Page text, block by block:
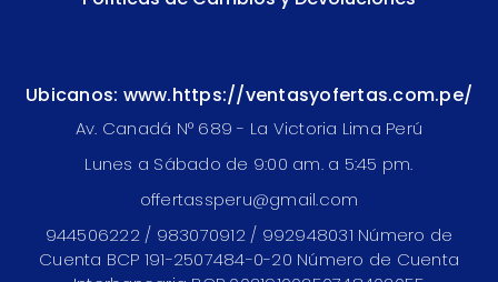
Ubicanos: www.https://ventasyofertas.com.pe/
Av. Canadá N° 689 - La Victoria Lima Perú
Lunes a Sábado de 9:00 am. a 5:45 pm.
offertassperu@gmail.com
944506222 / 983070912 / 992948031 Número de
Cuenta BCP 191-2507484-0-20 Número de Cuenta